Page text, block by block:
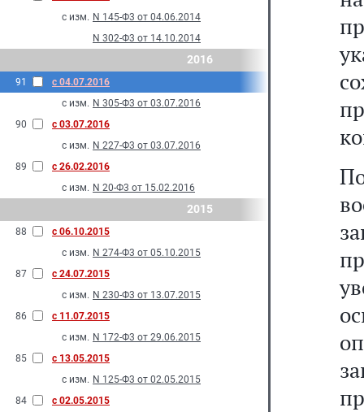
с изм. N 145-Ф3 от 04.06.2014
N 302-Ф3 от 14.10.2014
2016
91
с 04.07.2016
с изм. N 305-Ф3 от 03.07.2016
90
с 03.07.2016
с изм. N 227-Ф3 от 03.07.2016
89
с 26.02.2016
с изм. N 20-Ф3 от 15.02.2016
2015
88
с 06.10.2015
с изм. N 274-Ф3 от 05.10.2015
87
с 24.07.2015
с изм. N 230-Ф3 от 13.07.2015
86
с 11.07.2015
с изм. N 172-Ф3 от 29.06.2015
85
с 13.05.2015
с изм. N 125-Ф3 от 02.05.2015
84
с 02.05.2015